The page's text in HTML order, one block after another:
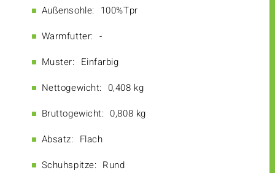
Außensohle: 100%Tpr
Warmfutter: -
Muster: Einfarbig
Nettogewicht: 0,408 kg
Bruttogewicht: 0,808 kg
Absatz: Flach
Schuhspitze: Rund